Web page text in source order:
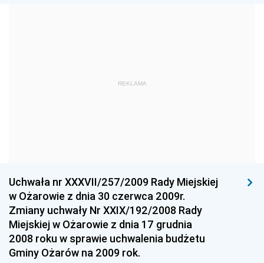
Dziennik Urzędowy Ministra Gospodarki
Dziennik Urzędowy Urzędu Ochrony Konkurencji i
Konsumentów
Dziennik Urzędowy Ministra Pracy i Polityki
Społecznej
REKLAMA
Uchwała nr XXXVII/257/2009 Rady Miejskiej
w Ożarowie z dnia 30 czerwca 2009r.
Zmiany uchwały Nr XXIX/192/2008 Rady
Miejskiej w Ożarowie z dnia 17 grudnia
2008 roku w sprawie uchwalenia budżetu
Gminy Ożarów na 2009 rok.